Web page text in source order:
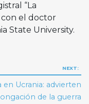
“La
con el doctor
State University.
NEXT:
en Ucrania: advierten
de la guerra